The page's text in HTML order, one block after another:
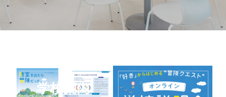
学校案内